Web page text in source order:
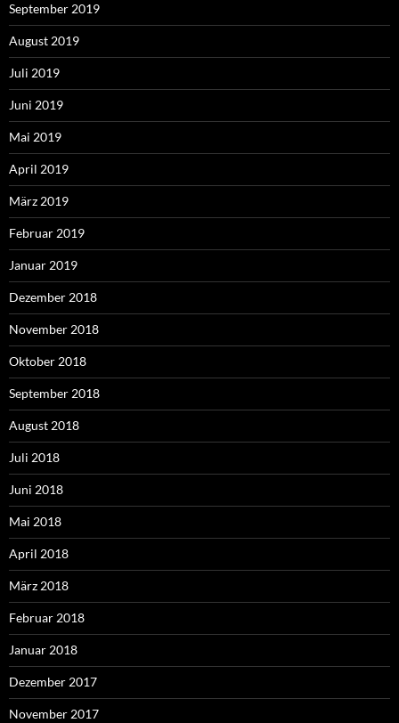
September 2019
August 2019
Juli 2019
Juni 2019
Mai 2019
April 2019
März 2019
Februar 2019
Januar 2019
Dezember 2018
November 2018
Oktober 2018
September 2018
August 2018
Juli 2018
Juni 2018
Mai 2018
April 2018
März 2018
Februar 2018
Januar 2018
Dezember 2017
November 2017